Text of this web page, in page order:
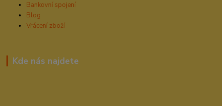
Bankovní spojení
Blog
Vrácení zboží
Kde nás najdete